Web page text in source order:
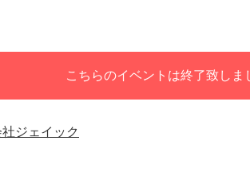
こちらのイベントは終了致しま
ジェイック